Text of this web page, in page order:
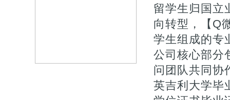
留学生归国立
向转型，【Q
学生组成的专
公司核心部分
问团队共同协
英吉利大学毕